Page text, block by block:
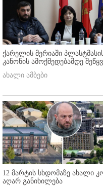
ქარელის მერიაში
კანონის ამოქმედებამდე
ახალი ამბები
12 მარტის სხდომაზე ახალი
აღარ განიხილება